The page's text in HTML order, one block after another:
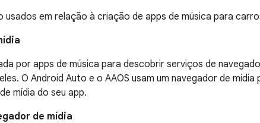
usados em relação à criação de apps de música para
por apps de música para descobrir serviços de
O Android Auto e o AAOS usam um navegador de
mídia do seu app.
de mídia